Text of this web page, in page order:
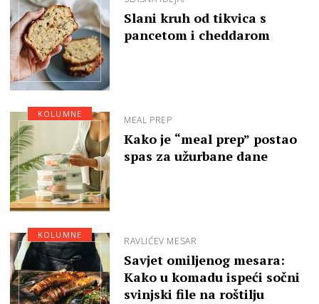
Slani kruh od tikvica s
pancetom i cheddarom
MEAL PREP
Kako je “meal prep” postao
spas za užurbane dane
KOLUMNE
RAVLIĆEV MESAR
Savjet omiljenog mesara:
Kako u komadu ispeći sočni
svinjski file na roštilju
KOLUMNE